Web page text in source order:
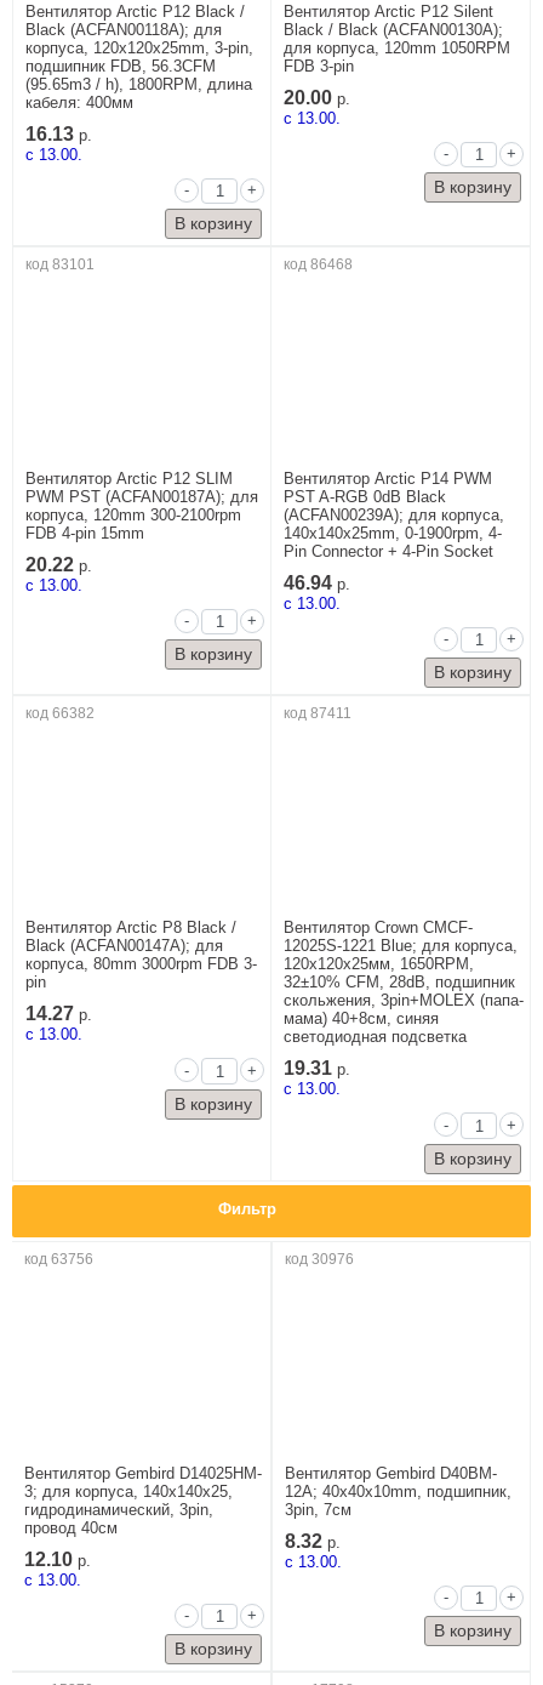
Вентилятор Arctic P12 Black /
Black (ACFAN00118A); для
корпуса, 120x120x25mm, 3-pin,
подшипник FDB, 56.3CFM
(95.65m3 / h), 1800RPM, длина
кабеля: 400мм
16.13 р.
c 13.00.
-
+
Вентилятор Arctic P12 Silent
Black / Black (ACFAN00130A);
для корпуса, 120mm 1050RPM
FDB 3-pin
20.00 р.
c 13.00.
-
+
код 83101
Вентилятор Arctic P12 SLIM
PWM PST (ACFAN00187A); для
корпуса, 120mm 300-2100rpm
FDB 4-pin 15mm
20.22 р.
c 13.00.
-
+
код 86468
Вентилятор Arctic P14 PWM
PST A-RGB 0dB Black
(ACFAN00239A); для корпуса,
140x140x25mm, 0-1900rpm, 4-
Pin Connector + 4-Pin Socket
46.94 р.
c 13.00.
-
+
код 66382
Вентилятор Arctic P8 Black /
Black (ACFAN00147A); для
корпуса, 80mm 3000rpm FDB 3-
pin
14.27 р.
c 13.00.
-
+
код 87411
Вентилятор Crown CMCF-
12025S-1221 Blue; для корпуса,
120x120x25мм, 1650RPM,
32±10% CFM, 28dB, подшипник
скольжения, 3pin+MOLEX (папа-
мама) 40+8см, синяя
светодиодная подсветка
19.31 р.
c 13.00.
-
+
Фильтр
код 63756
Вентилятор Gembird D14025HM-
3; для корпуса, 140x140x25,
гидродинамический, 3pin,
провод 40см
12.10 р.
c 13.00.
-
+
код 30976
Вентилятор Gembird D40BM-
12A; 40x40x10mm, подшипник,
3pin, 7см
8.32 р.
c 13.00.
-
+